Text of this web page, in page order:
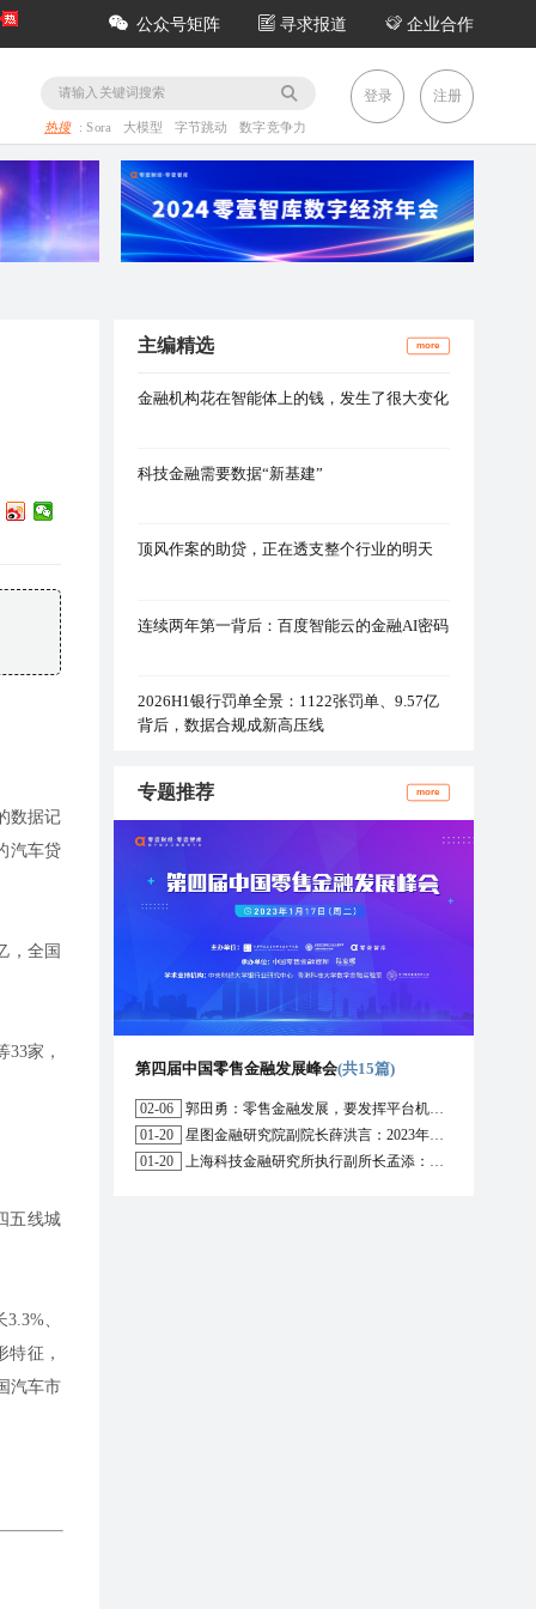
公众号矩阵 寻求报道 企业合作
热搜 :Sora 大模型 字节跳动 数字竞争力
登录 注册
数据记
汽车贷
，全国
家，
五线城
、
征，
汽车市
主编精选 more
金融机构花在智能体上的钱，发生了很大变化
科技金融需要数据“新基建”
顶风作案的助贷，正在透支整个行业的明天
连续两年第一背后：百度智能云的金融AI密码
2026H1银行罚单全景：1122张罚单、9.57亿
背后，数据合规成新高压线
专题推荐 more
第四届中国零售金融发展峰会(共15篇)
02-06
郭田勇：零售金融发展，要发挥平台机构的作用
01-20
星图金融研究院副院长薛洪言：2023年消费信贷或迎来新起点
01-20
上海科技金融研究所执行副所长孟添：开放银行与嵌入式金融为数字普惠金融带来更大发展空间